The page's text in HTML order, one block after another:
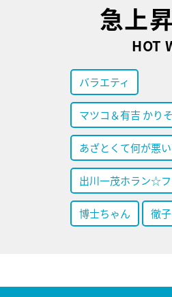
急上
HOT
バラエティ
マツコ＆有吉 かり
あざとくて何が悪い
出川一茂ホラン☆
博士ちゃん 徹